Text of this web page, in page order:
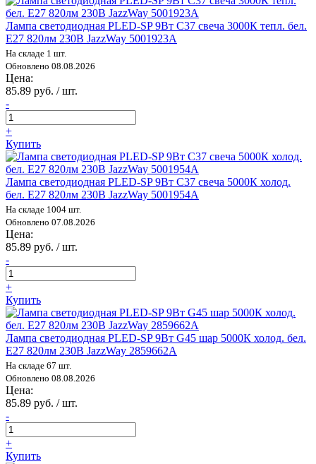
Лампа светодиодная PLED-SP 9Вт C37 свеча 3000К тепл. бел.
E27 820лм 230В JazzWay 5001923A
На складе 1 шт.
Обновлено 08.08.2026
Цена:
85.89 руб. / шт.
-
+
Купить
Лампа светодиодная PLED-SP 9Вт C37 свеча 5000К холод.
бел. E27 820лм 230В JazzWay 5001954A
На складе 1004 шт.
Обновлено 07.08.2026
Цена:
85.89 руб. / шт.
-
+
Купить
Лампа светодиодная PLED-SP 9Вт G45 шар 5000К холод. бел.
E27 820лм 230В JazzWay 2859662A
На складе 67 шт.
Обновлено 08.08.2026
Цена:
85.89 руб. / шт.
-
+
Купить